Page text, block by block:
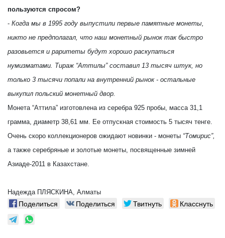
пользуются спросом?
- Когда мы в 1995 году выпустили первые памятные монеты,
никто не предполагал, что наш монетный рынок так быстро
разовьется и раритеты будут хорошо раскупаться
нумизматами. Тираж “Аттилы” составил 13 тысяч штук, но
только 3 тысячи попали на внутренний рынок - остальные
выкупил польский монетный двор.
Монета “Аттила” изготовлена из серебра 925 пробы, масса 31,1
грамма, диаметр 38,61 мм. Ее отпускная стоимость 5 тысяч тенге.
Очень скоро коллекционеров ожидают новинки - монеты “Томирис”,
а также серебряные и золотые монеты, посвященные зимней
Азиаде-2011 в Казахстане.
Надежда ПЛЯСКИНА, Алматы
Поделиться Поделиться Твитнуть Класснуть